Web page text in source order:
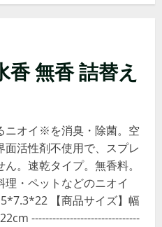
無香 詰替え
ニオイ※を消臭・除菌。空
活性剤不使用で、スプレ
。速乾タイプ。無香料。
・ペットなどのニオイ
【商品サイズ】幅
-------------------------------